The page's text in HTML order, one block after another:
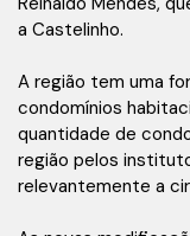
a Castelinho.
A região tem uma
condomínios
quantidade de
região pelos
relevantemente a